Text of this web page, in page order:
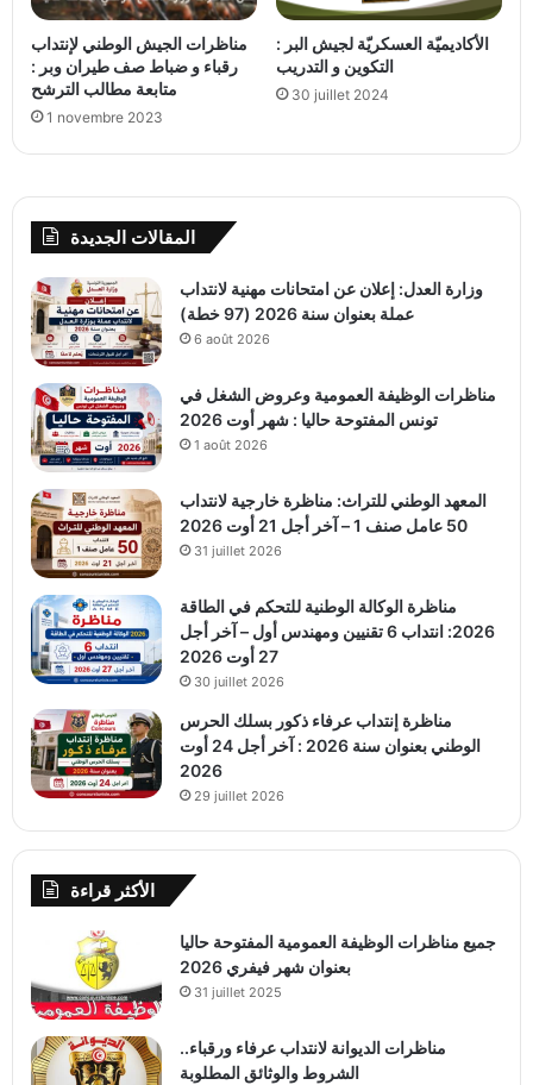
مناظرات الجيش الوطني لإنتداب
رقباء و ضباط صف طيران وبر :
متابعة مطالب الترشح
1 novembre 2023
الأكاديميّة العسكريّة لجيش البر :
التكوين و التدريب
30 juillet 2024
المقالات الجديدة
وزارة العدل: إعلان عن امتحانات مهنية لانتداب
عملة بعنوان سنة 2026 (97 خطة)
6 août 2026
مناظرات الوظيفة العمومية وعروض الشغل في
تونس المفتوحة حاليا : شهر أوت 2026
1 août 2026
المعهد الوطني للتراث: مناظرة خارجية لانتداب
50 عامل صنف 1 – آخر أجل 21 أوت 2026
31 juillet 2026
مناظرة الوكالة الوطنية للتحكم في الطاقة
2026: انتداب 6 تقنيين ومهندس أول – آخر أجل
27 أوت 2026
30 juillet 2026
مناظرة إنتداب عرفاء ذكور بسلك الحرس
الوطني بعنوان سنة 2026 : آخر أجل 24 أوت
2026
29 juillet 2026
الأكثر قراءة
جميع مناظرات الوظيفة العمومية المفتوحة حاليا
بعنوان شهر فيفري 2026
31 juillet 2025
مناظرات الديوانة لانتداب عرفاء ورقباء..
الشروط والوثائق المطلوبة